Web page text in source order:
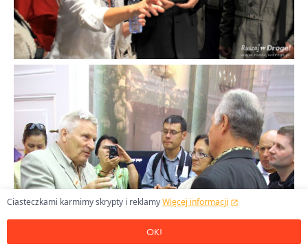
Ciasteczkami karmimy skrypty i reklamyWięcej informacji
OK!